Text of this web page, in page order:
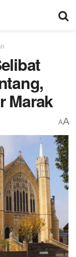
Marak
AA